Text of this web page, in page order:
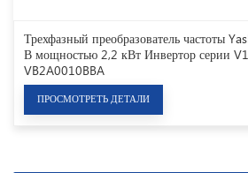
Трехфазный преобразователь частоты
В мощностью 2,2 кВт Инвертор серии
VB2A0010BBA
ПРОСМОТРЕТЬ ДЕТАЛИ